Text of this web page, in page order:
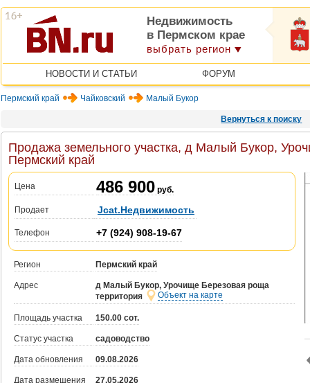
Недвижимость
в Пермском крае
выбрать регион
НОВОСТИ И СТАТЬИ ФОРУМ
Пермский край Чайковский Малый Букор
Вернуться к поиску
Продажа земельного участка, д Малый Букор,
Пермский край
Цена 486 900 руб.
Продает Jcat.Недвижимость
Телефон +7 (924) 908-19-67
Регион Пермский край
Адрес
д Малый Букор, Урочище Березовая роща
территория
Объект на карте
Площадь участка 150.00 сот.
Статус участка садоводство
Дата обновления 09.08.2026
Дата размещения 27.05.2026